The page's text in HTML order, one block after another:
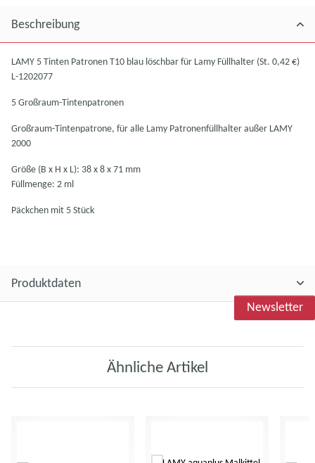
Beschreibung
LAMY 5 Tinten Patronen T10 blau löschbar für Lamy Füllhalter (St. 0,42 €)
L-1202077
5 Großraum-Tintenpatronen
Großraum-Tintenpatrone, für alle Lamy Patronenfüllhalter außer LAMY
2000
Größe (B x H x L): 38 x 8 x 71 mm
Füllmenge: 2 ml
Päckchen mit 5 Stück
Produktdaten
Ähnliche Artikel
Newsletter